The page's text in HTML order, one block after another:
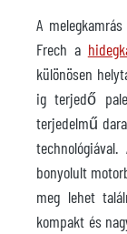
A
Frech a
különösen
ig terjedő
terjedelmű
bonyolult
meg lehet
kompakt és